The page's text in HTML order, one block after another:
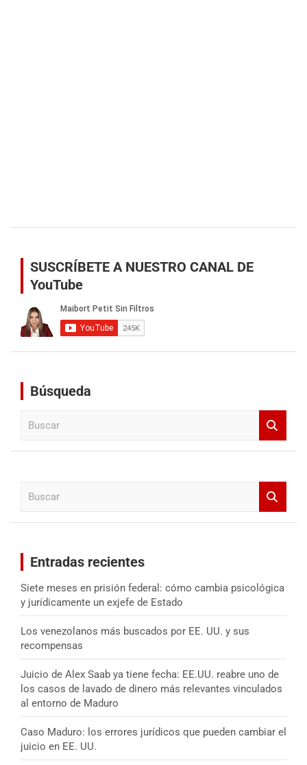
SUSCRÍBETE A NUESTRO CANAL DE
YouTube
Búsqueda
Entradas recientes
Siete meses en prisión federal: cómo cambia psicológica
y jurídicamente un exjefe de Estado
Los venezolanos más buscados por EE. UU. y sus
recompensas
Juicio de Alex Saab ya tiene fecha: EE.UU. reabre uno de
los casos de lavado de dinero más relevantes vinculados
al entorno de Maduro
Caso Maduro: los errores jurídicos que pueden cambiar el
juicio en EE. UU.